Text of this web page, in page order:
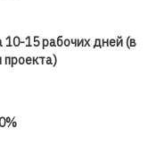
10-15 рабочих дней (в
проекта)